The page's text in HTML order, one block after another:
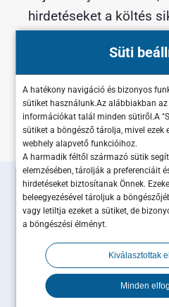
Süti
A hatékony navigáció és bizonyos
sütiket használunk.Az alábbiakban
információkat talál minden sütiről.A
sütiket a böngésző tárolja, mivel ezek
webhely alapvető funkcióihoz.
A harmadik féltől származó sütik
elemzésében, tárolják a preferenciáit
hirdetéseket biztosítanak Önnek.
beleegyezésével tároljuk a
vagy letiltja ezeket a sütiket, de
a böngészési élményt.
Kiválasztottak
Minden
hirdetéseket a költés
Ezzel redukálhatjuk
nem várt levonás,
elő, nagyobb kárt
Maximum